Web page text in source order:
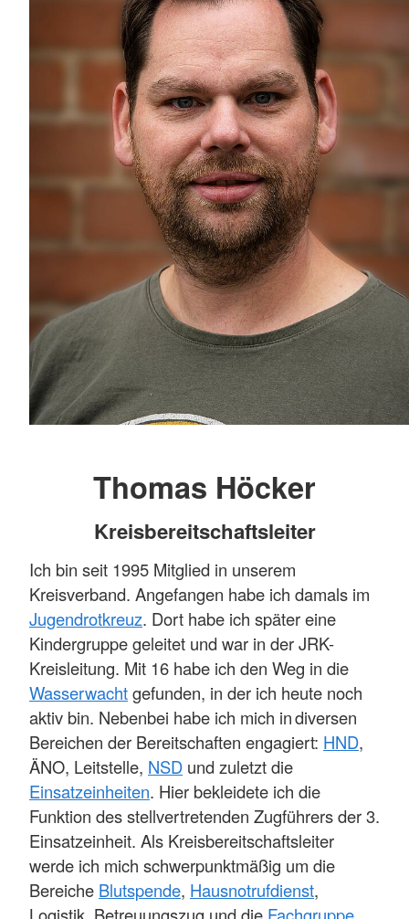
Thomas Höcker
Kreisbereitschaftsleiter
Ich bin seit 1995 Mitglied in unserem
Kreisverband. Angefangen habe ich damals im
Jugendrotkreuz. Dort habe ich später eine
Kindergruppe geleitet und war in der JRK-
Kreisleitung. Mit 16 habe ich den Weg in die
Wasserwachtgefunden, in der ich heute noch
aktiv bin. Nebenbei habe ich mich in diversen
Bereichen der Bereitschaften engagiert: HND,
ÄNO, Leitstelle, NSD und zuletzt die
Einsatzeinheiten. Hier bekleidete ich die
Funktion des stellvertretenden Zugführers der 3.
Einsatzeinheit. Als Kreisbereitschaftsleiter
werde ich mich schwerpunktmäßig um die
Bereiche Blutspende, Hausnotrufdienst,
Logistik, Betreuungszug und die Fachgruppe